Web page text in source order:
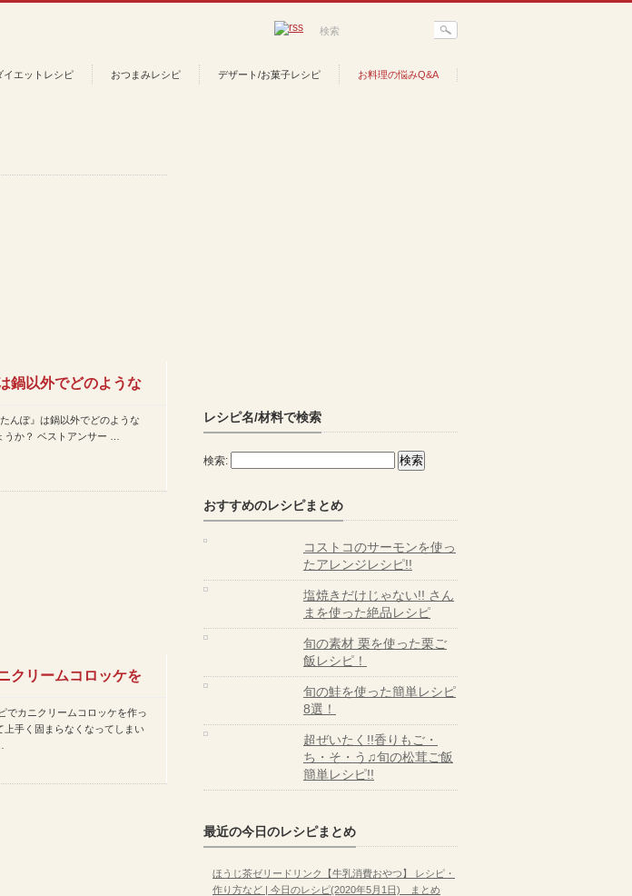
イエットレシピ おつまみレシピ デザート/お菓子レシピ お料理の悩みQ&A
鍋以外でどのような
でしょうか…
んぽ』は鍋以外でどのような
か？ ベストアンサー …
クリームコロッケを
るくなって…
でカニクリームコロッケを作っ
上手く固まらなくなってしまい
レシピ名/材料で検索
検索:
おすすめのレシピまとめ
コストコのサーモンを使っ
たアレンジレシピ!!
塩焼きだけじゃない!! さん
まを使った絶品レシピ
旬の素材 栗を使った栗ご
飯レシピ！
旬の鮭を使った簡単レシピ
8選！
超ぜいたく!!香りもご・
ち・そ・う♫旬の松茸ご飯
簡単レシピ!!
最近の今日のレシピまとめ
ほうじ茶ゼリードリンク【牛乳消費おやつ】 レシピ・
作り方など | 今日のレシピ(2020年5月1日) まとめ